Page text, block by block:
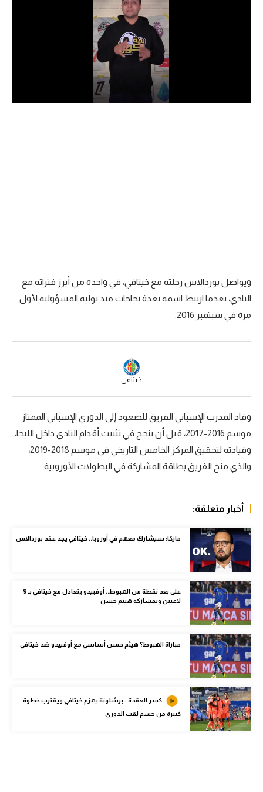
الدوري السعودي للمحترفين
دوري أبطال إفريقيا
الدوري الإنجليزي
الدوري الإسباني
أمم إفريقيا
كرة السلة الأمريكية
كرة سلة
كرة طائرة
الوطن العربي
في المونديال
رياضة نسائية
آسيا
ركن الألعاب
أقسام خاصة
Gamers
ميركاتو
ويواصل بوردالاس رحلته مع خيتافي، في واحدة من أبرز فتراته مع
النادي، بعدما ارتبط اسمه بعدة نجاحات منذ توليه المسؤولية لأول
مرة في سبتمبر 2016.
خيتافي
وقاد المدرب الإسباني الفريق للصعود إلى الدوري الإسباني الممتاز
موسم 2016-2017، قبل أن ينجح في تثبيت أقدام النادي داخل الليجا،
وقيادته لتحقيق المركز الخامس التاريخي في موسم 2018-2019،
والذي منح الفريق بطاقة المشاركة في البطولات الأوروبية.
أخبار متعلقة:
ماركا: سيشارك معهم في أوروبا.. خيتافي يجد عقد بوردالاس
على بعد نقطة من الهبوط.. أوفييدو يتعادل مع خيتافي بـ 9
لاعبين وبمشاركة هيثم حسن
مباراة الهبوط؟ هيثم حسن أساسي مع أوفييدو ضد خيتافي
كسر العقدة.. برشلونة يهزم خيتافي ويقترب خطوة
كبيرة من حسم لقب الدوري